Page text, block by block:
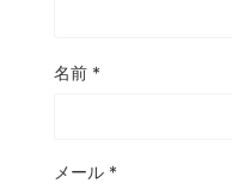
名前 *
メール *